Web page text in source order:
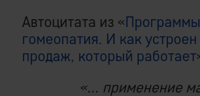
Автоцитата из «
гомеопатия. И как
продаж, который работает
«… применение